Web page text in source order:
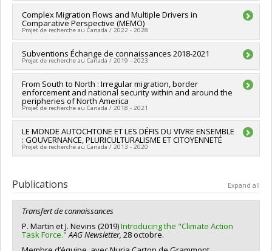
Lead researcher :Patricia Martin
Co-researchers :Jorge Pantaleon
Funding sources:
humaines du Canada
Grant programs:PVXXXXXX-Subvention Savoir
Complex Migration Flows and Multiple Drivers in
Comparative Perspective (MEMO)
Projet de recherche au Canada / 2022 - 2028
Lead researcher :Anna Triandafyllidou
Co-researchers : Patricia Martin
Funding sources:CRSH/Conseil de recherches en sciences
humaines du Canada
Grant programs:PV128152-Subvention de partenariat
Subventions Échange de connaissances 2018-2021
Projet de recherche au Canada / 2019 - 2023
Lead researcher :Patricia Martin
Funding sources:CRSH/Conseil de recherches en sciences
humaines du Canada
Grant programs:PVXXXXXX-Subventions d'échange de
connaissances
From South to North : Irregular migration, border
enforcement and national security within and around the
peripheries of North America
Projet de recherche au Canada / 2018 - 2021
Lead researcher :Patricia Martin
Funding sources:CRSH/Conseil de recherches en sciences
humaines du Canada
LE MONDE AUTOCHTONE ET LES DÉFIS DU VIVRE ENSEMBLE
: GOUVERNANCE, PLURICULTURALISME ET CITOYENNETÉ
Projet de recherche au Canada / 2013 - 2020
Co-researchers :
Patricia Martin,Martin Papillon
Funding sources:CRSH/Conseil de recherches en sciences
humaines du Canada
Grant programs:
Publications Expand all
Transfertde connaissances
P. Martin et J. Nevins (2019)Introducing the "Climate Action
Task Force." AAG Newsletter, 28 octobre.